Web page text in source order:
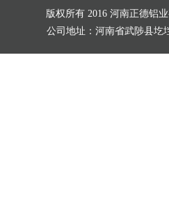
版权所有 2016 河南正德铝
公司地址：河南省武陟县圪